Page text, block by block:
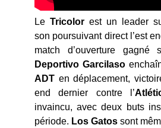
Le Tricolor est un leader
son poursuivant direct l’est
match d’ouverture
Deportivo Garcilaso
ADT en déplacement,
end dernier contre l’
invaincu, avec deux buts
période. Los Gatos sont